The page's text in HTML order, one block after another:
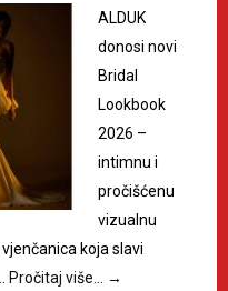
ALDUK
donosi novi
Bridal
Lookbook
2026 –
intimnu i
pročišćenu
vizualnu
koja slavi
Pročitaj više… →